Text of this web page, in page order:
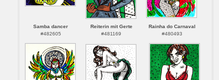
Samba dancer
#482605
Reiterin mit Gerte
#481169
Rainha do Carnaval
#480493